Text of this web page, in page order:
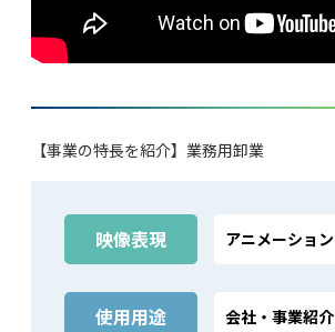
【事業の特長を紹介】業務用卸業
映像表現 アニメーション
使⽤⽤途 会社‧事業紹介